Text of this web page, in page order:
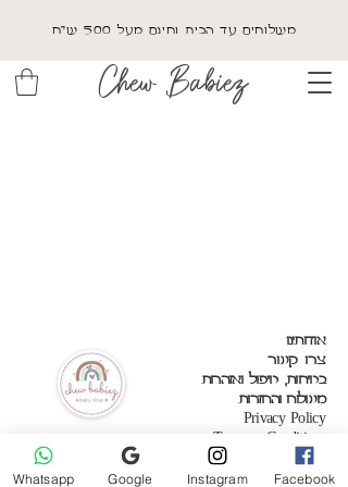
משלוחים עד הבית וחינם מעל 500 ש"ח
Chew Babiez
אודותינו
צרו קשר
בטיחות, טיפול ואזהרות
משלוח והחזרות
Privacy Policy
Terms & Conditions
Whatsapp Google Instagram Facebook